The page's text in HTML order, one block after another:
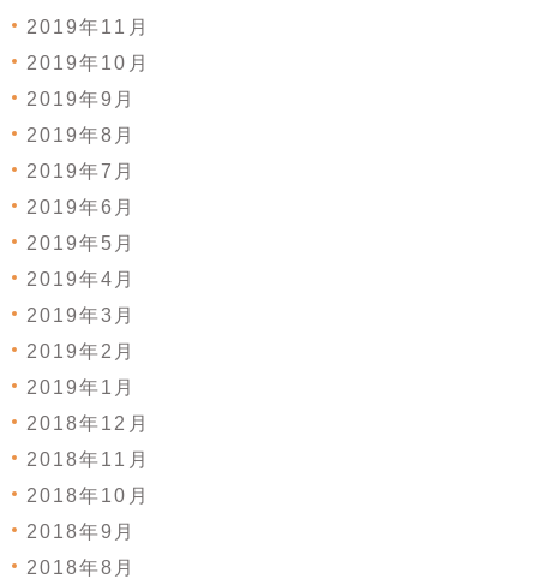
2019年11月
2019年10月
2019年9月
2019年8月
2019年7月
2019年6月
2019年5月
2019年4月
2019年3月
2019年2月
2019年1月
2018年12月
2018年11月
2018年10月
2018年9月
2018年8月